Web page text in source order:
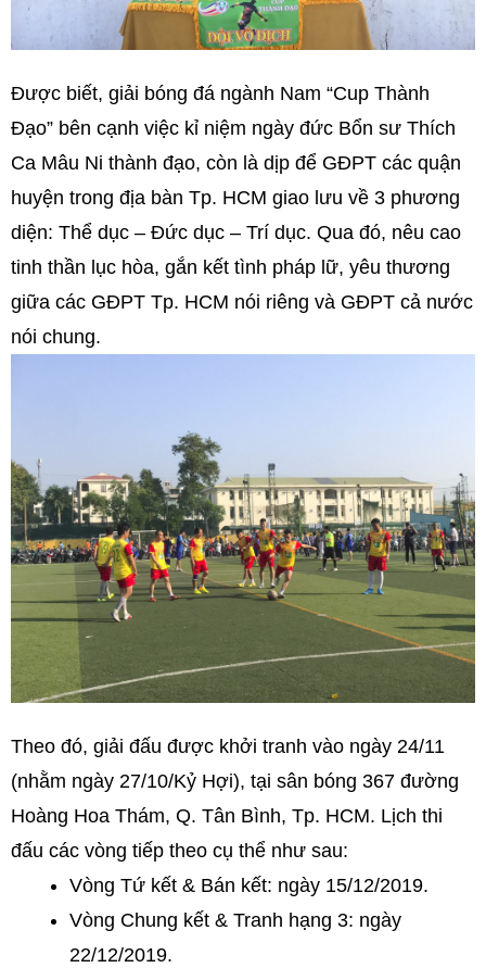
Được biết, giải bóng đá ngành Nam “Cup Thành
Đạo” bên cạnh việc kỉ niệm ngày đức Bổn sư Thích
Ca Mâu Ni thành đạo, còn là dịp để GĐPT các quận
huyện trong địa bàn Tp. HCM giao lưu về 3 phương
diện: Thể dục – Đức dục – Trí dục. Qua đó, nêu cao
tinh thần lục hòa, gắn kết tình pháp lữ, yêu thương
giữa các GĐPT Tp. HCM nói riêng và GĐPT cả nước
nói chung.
Theo đó, giải đấu được khởi tranh vào ngày 24/11
(nhằm ngày 27/10/Kỷ Hợi), tại sân bóng 367 đường
Hoàng Hoa Thám, Q. Tân Bình, Tp. HCM. Lịch thi
đấu các vòng tiếp theo cụ thể như sau:
Vòng Tứ kết & Bán kết: ngày 15/12/2019.
Vòng Chung kết & Tranh hạng 3: ngày
22/12/2019.